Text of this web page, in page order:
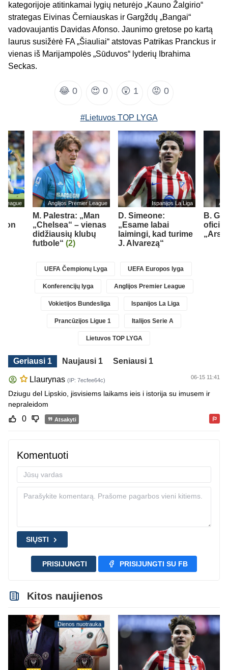
kategorijoje atitinkamai lygių neturėjo „Kauno Žalgirio“
strategas Eivinas Černiauskas ir Gargždų „Bangai“
vadovaujantis Davidas Afonso. Jaunimo gretose po kartą
laurus susižėrė FA „Šiauliai“ atstovas Patrikas Pranckus ir
vienas iš Marijampolės „Sūduvos“ lyderių Ibrahima
Seckas.
😂 0 😍 0 😲 1 😡 0
#Lietuvos TOP LYGA
League Anglijos Premier League
M. Palestra: „Man
„Chelsea“ – vienas
didžiausių klubų
futbole“ (2)
Ispanijos La Liga
D. Simeone:
„Esame labai
laimingi, kad turime
J. Alvarezą“
B.
UEFA Čempionų Lyga UEFA Europos lyga
Konferencijų lyga Anglijos Premier League
Vokietijos Bundesliga Ispanijos La Liga
Prancūzijos Ligue 1 Italijos Serie A
Lietuvos TOP LYGA
Geriausi 1 Naujausi 1 Seniausi 1
Llaurynas (IP: 7ecfee64c) 06-15 11:41
Dziugu del Lipskio, jisvisiems laikams ieis i istorija su imusem ir
nepraleidom
0 Atsakyti
Komentuoti
SIŲSTI
PRISIJUNGTI PRISIJUNGTI SU FB
Kitos naujienos
Dienos nuotrauka